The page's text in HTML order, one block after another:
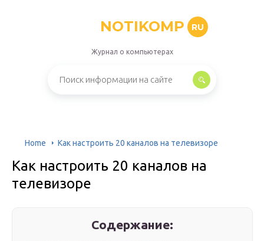
NOTIKOMP RU
Журнал о компьютерах
Home Как настроить 20 каналов на телевизоре
Как настроить 20 каналов на
телевизоре
Содержание: